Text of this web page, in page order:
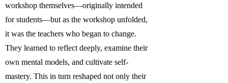
workshop themselves—originally intended
for students—but as the workshop unfolded,
it was the teachers who began to change.
They learned to reflect deeply, examine their
own mental models, and cultivate self-
mastery. This in turn reshaped not only their